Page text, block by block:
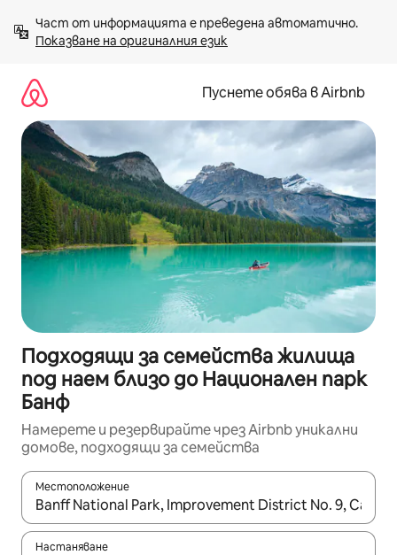
към
съдържанието
Показване на оригиналния език
Пуснете обява в Airbnb
Подходящи за семейства жилища
под наем близо до Национален парк
Банф
Намерете и резервирайте чрез Airbnb уникални
домове, подходящи за семейства
Местоположение
Когато резултатите се покажат, използвайте
Настаняване